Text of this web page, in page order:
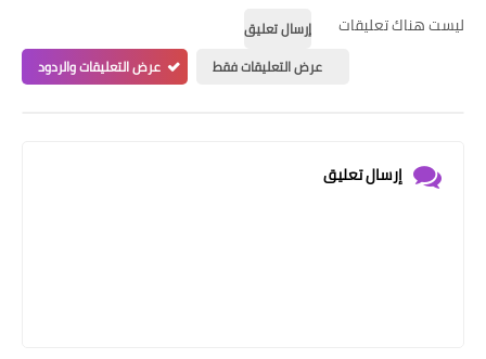
ليست هناك تعليقات
إرسال تعليق
عرض التعليقات فقط
عرض التعليقات والردود
إرسال تعليق